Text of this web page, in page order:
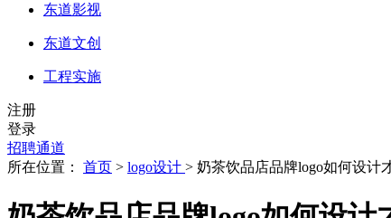
东道影视
东道文创
工程实施
注册
登录
招聘通道
所在位置： 首页 > logo设计 > 奶茶饮品店品牌logo如何设计